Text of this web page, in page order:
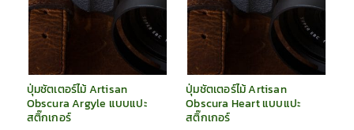
ปุ่มชัตเตอร์ไม้ Artisan
Obscura Argyle แบบแปะ
สติ๊กเกอร์
ปุ่มชัตเตอร์ไม้ Artisan
Obscura Heart แบบแปะ
สติ๊กเกอร์